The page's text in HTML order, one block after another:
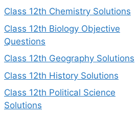
Class 12th Chemistry Solutions
Class 12th Biology Objective
Questions
Class 12th Geography Solutions
Class 12th History Solutions
Class 12th Political Science
Solutions